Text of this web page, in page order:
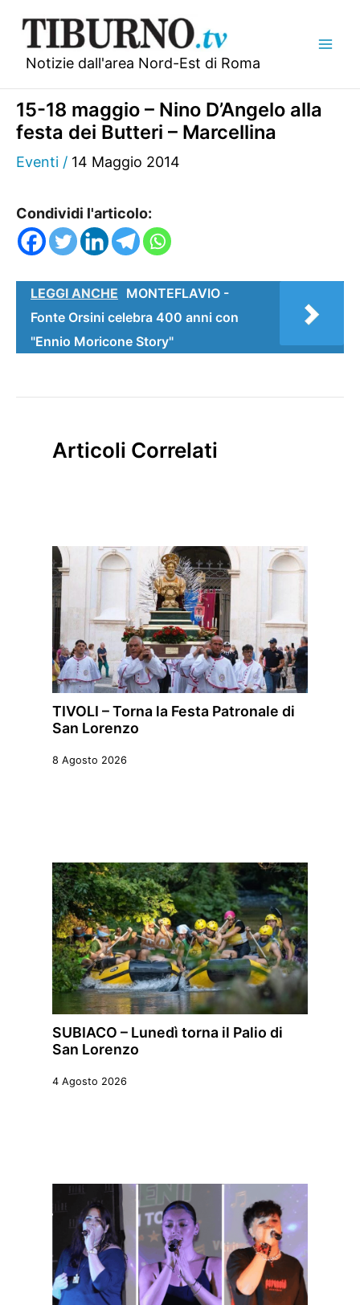
contenuto
Notizie dall'area Nord-Est di Roma
15-18 maggio – Nino D’Angelo alla
festa dei Butteri – Marcellina
Eventi / 14 Maggio 2014
Condividi l'articolo:
LEGGI ANCHE MONTEFLAVIO -
Fonte Orsini celebra 400 anni con
"Ennio Moricone Story"
Articoli Correlati
TIVOLI – Torna la Festa Patronale di
San Lorenzo
8 Agosto 2026
SUBIACO – Lunedì torna il Palio di
San Lorenzo
4 Agosto 2026